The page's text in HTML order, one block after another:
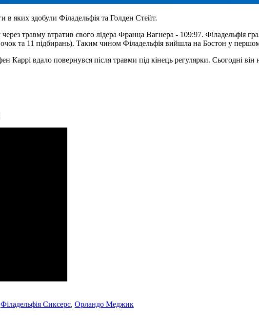
в яких здобули Філадельфія та Голден Стейт.
травму втратив свого лідера Франца Вагнера - 109:97. Філадельфія
та 11 підбирань). Таким чином Філадельфія вийшла на Бостон у
Каррі вдало повернувся після травми під кінець регулярки. Сьогодні
Фiладельфiя Сиксерс, Орландо Мeджик